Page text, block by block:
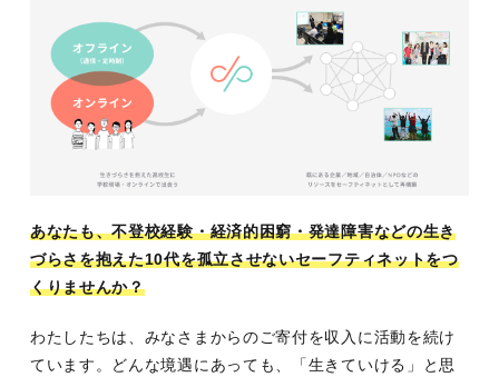
あなたも、不登校経験・経済的困窮・発達障害などの生き
づらさを抱えた10代を孤立させないセーフティネットをつ
くりませんか？
わたしたちは、みなさまからのご寄付を収入に活動を続け
ています。どんな境遇にあっても、「生きていける」と思